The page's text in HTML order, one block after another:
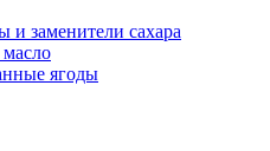
и заменители сахара
ягоды